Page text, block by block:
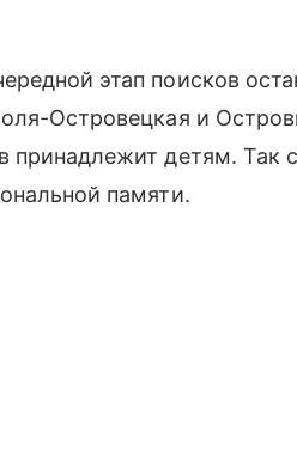
этап поисков
Островецкая и
принадлежит детям. Так
памяти.